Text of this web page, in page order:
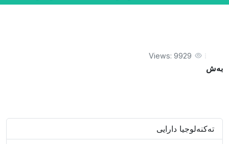
Views: 9929
بەش
تەکنه‌لوجیا دارایی